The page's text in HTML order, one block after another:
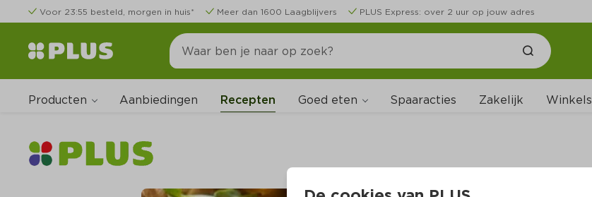
Voor 23:55 besteld, morgen in huis* Meer dan 1600 Laagblijvers PLUS Express: over 2 uur op jouw adres
Producten Aanbiedingen Recepten Goed eten Spaaracties Zakelijk Winkels